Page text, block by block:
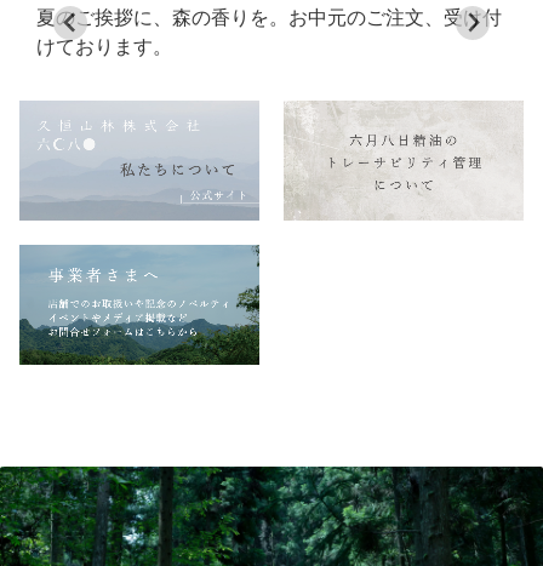
夏のご挨拶に、森の香りを。お中元のご注文、受け付
けております。